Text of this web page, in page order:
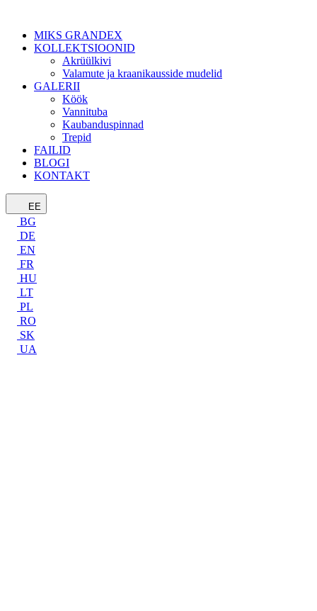
MIKS GRANDEX
KOLLEKTSIOONID
Akrüülkivi
Valamute ja kraanikausside mudelid
GALERII
Köök
Vannituba
Kaubanduspinnad
Trepid
FAILID
BLOGI
KONTAKT
EE
BG
DE
EN
FR
HU
LT
PL
RO
SK
UA